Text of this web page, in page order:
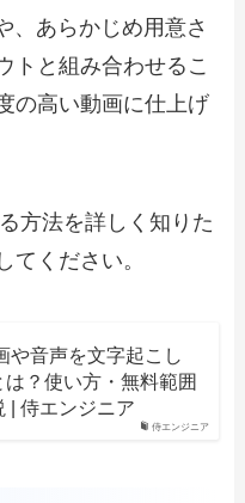
、あらかじめ用意さ
トと組み合わせるこ
の高い動画に仕上げ
方法を詳しく知りた
てください。
侍エンジニア
や音声を文字起こし
？使い方・無料範囲
| 侍エンジニア